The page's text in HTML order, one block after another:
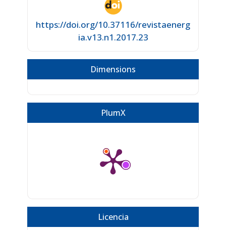
https://doi.org/10.37116/revistaenerg
ia.v13.n1.2017.23
Dimensions
PlumX
Licencia